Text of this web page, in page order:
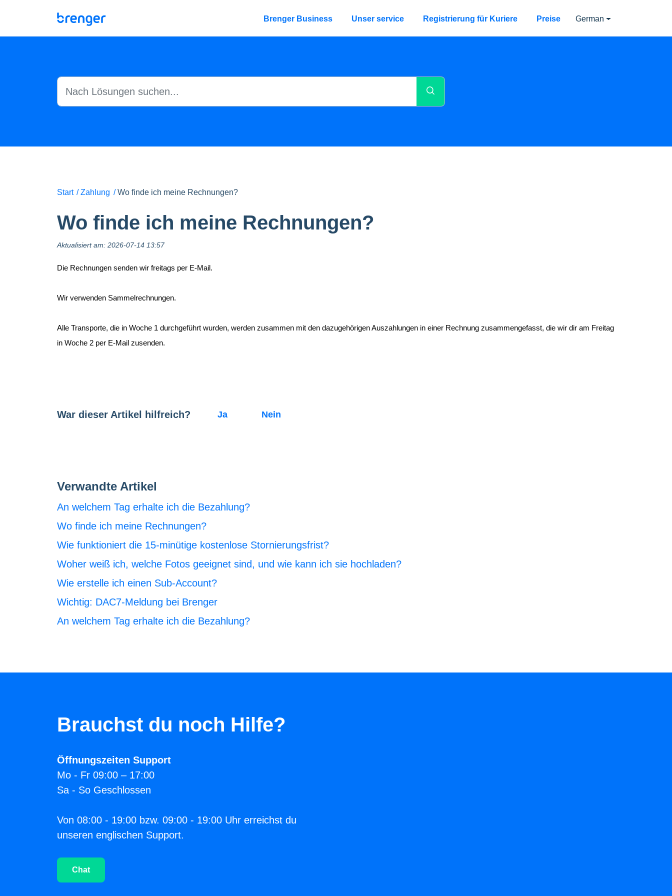
Brenger Business
Unser service Registrierung für Kuriere Preise German
Start Zahlung Wo finde ich meine Rechnungen?
Wo finde ich meine Rechnungen?
Aktualisiert am: 2026-07-14 13:57
Die Rechnungen senden wir freitags per E-Mail.
Wir verwenden Sammelrechnungen.
Alle Transporte, die in Woche 1 durchgeführt wurden, werden zusammen mit den dazugehörigen Auszahlungen in einer Rechnung zusammengefasst, die wir dir am Freitag
in Woche 2 per E-Mail zusenden.
War dieser Artikel hilfreich? Nein
Ja
Verwandte Artikel
An welchem Tag erhalte ich die Bezahlung?
Wo finde ich meine Rechnungen?
Wie funktioniert die 15-minütige kostenlose Stornierungsfrist?
Woher weiß ich, welche Fotos geeignet sind, und wie kann ich sie hochladen?
Wie erstelle ich einen Sub-Account?
Wichtig: DAC7-Meldung bei Brenger
An welchem Tag erhalte ich die Bezahlung?
Brauchst du noch Hilfe?
Öffnungszeiten Support
Mo - Fr 09:00 – 17:00
Sa - So Geschlossen
Von 08:00 - 19:00 bzw. 09:00 - 19:00 Uhr erreichst du
unseren englischen Support.
Chat